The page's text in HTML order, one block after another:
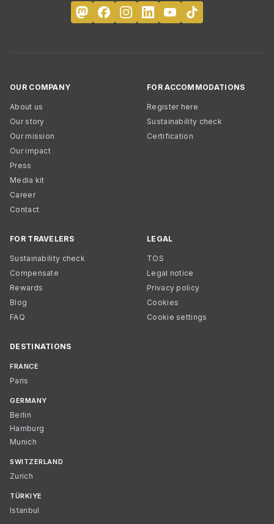
OUR COMPANY
About us
Our story
Our mission
Our impact
Press
Media kit
Career
Contact
FOR ACCOMMODATIONS
Register here
Sustainability check
Certification
FOR TRAVELERS
Sustainability check
Compensate
Rewards
Blog
FAQ
LEGAL
TOS
Legal notice
Privacy policy
Cookies
Cookie settings
DESTINATIONS
FRANCE
Paris
GERMANY
Berlin
Hamburg
Munich
SWITZERLAND
Zurich
TÜRKIYE
Istanbul